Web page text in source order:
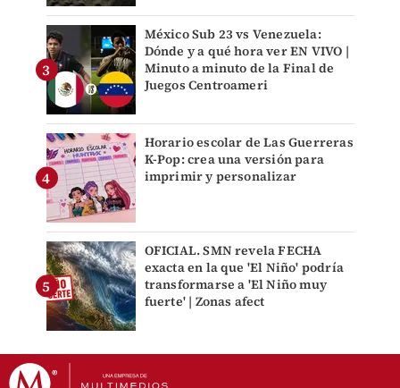
México Sub 23 vs Venezuela:
Dónde y a qué hora ver EN VIVO |
Minuto a minuto de la Final de
Juegos Centroameri
Horario escolar de Las Guerreras
K-Pop: crea una versión para
imprimir y personalizar
OFICIAL. SMN revela FECHA
exacta en la que 'El Niño' podría
transformarse a 'El Niño muy
fuerte' | Zonas afect